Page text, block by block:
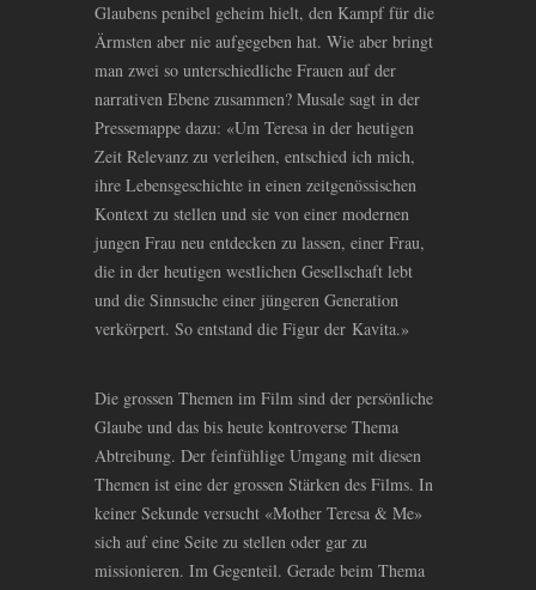
Glaubens penibel geheim hielt, den Kampf für die
Ärmsten aber nie aufgegeben hat. Wie aber bringt
man zwei so unterschiedliche Frauen auf der
narrativen Ebene zusammen? Musale sagt in der
Pressemappe dazu: «Um Teresa in der heutigen
Zeit Relevanz zu verleihen, entschied ich mich,
ihre Lebensgeschichte in einen zeitgenössischen
Kontext zu stellen und sie von einer modernen
jungen Frau neu entdecken zu lassen, einer Frau,
die in der heutigen westlichen Gesellschaft lebt
und die Sinnsuche einer jüngeren Generation
verkörpert. So entstand die Figur der Kavita.»
Die grossen Themen im Film sind der persönliche
Glaube und das bis heute kontroverse Thema
Abtreibung. Der feinfühlige Umgang mit diesen
Themen ist eine der grossen Stärken des Films. In
keiner Sekunde versucht «Mother Teresa & Me»
sich auf eine Seite zu stellen oder gar zu
missionieren. Im Gegenteil. Gerade beim Thema